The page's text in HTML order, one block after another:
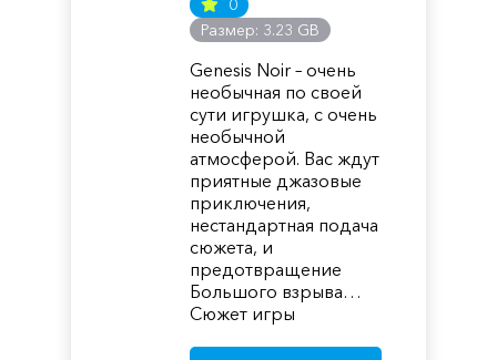
0
Размер: 3.23 GB
Genesis Noir – очень
необычная по своей
сути игрушка, с очень
необычной
атмосферой. Вас ждут
приятные джазовые
приключения,
нестандартная подача
сюжета, и
предотвращение
Большого взрыва…
Сюжет игры